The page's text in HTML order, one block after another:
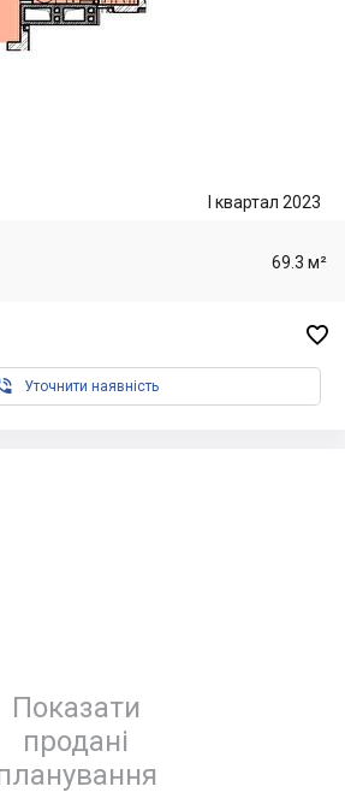
I квартал 2023
69.3 м²

Уточнити наявність
Показати
продані